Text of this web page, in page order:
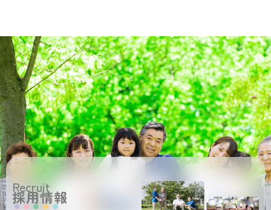
Recruit
採用情報